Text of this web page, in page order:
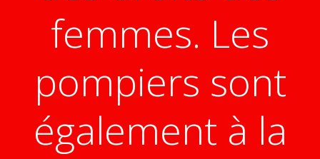
femmes. Les
pompiers sont
également à la